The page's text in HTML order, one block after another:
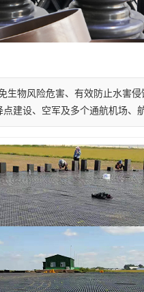
生物风险危害、有效防止水害
建设、空军及多个通航机场、